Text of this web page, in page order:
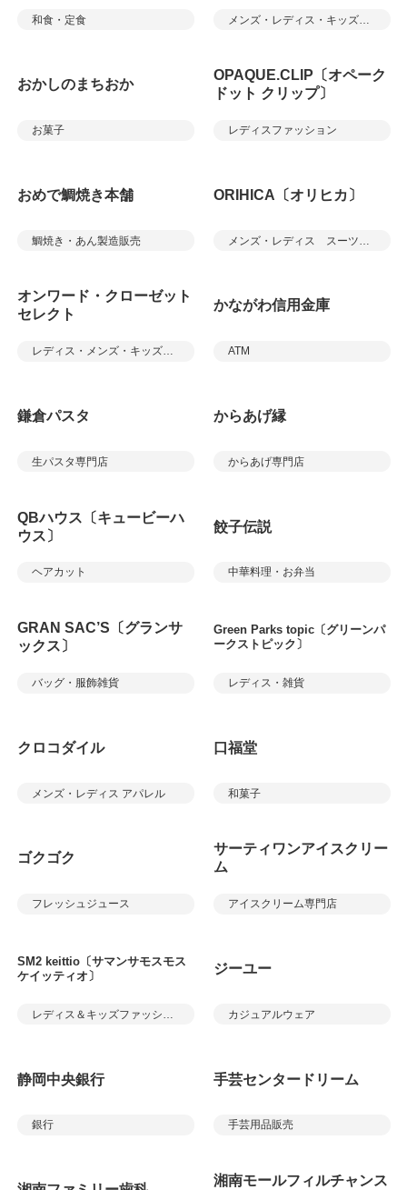
和食・定食
おかしのまちおか
お菓子
OPAQUE.CLIP〔オペーク
ドット クリップ〕
レディスファッション
おめで鯛焼き本舗
鯛焼き・あん製造販売
ORIHICA〔オリヒカ〕
オンワード・クローゼット
セレクト
レディス・メンズ・キッズアパレル／雑貨
かながわ信用金庫
ATM
鎌倉パスタ
生パスタ専門店
からあげ縁
からあげ専門店
QBハウス〔キュービーハ
ウス〕
ヘアカット
餃子伝説
中華料理・お弁当
GRAN SAC’S〔グランサ
ックス〕
バッグ・服飾雑貨
Green Parks topic〔グリーンパ
ークストピック〕
レディス・雑貨
クロコダイル
メンズ・レディス アパレル
口福堂
和菓子
ゴクゴク
フレッシュジュース
サーティワンアイスクリー
ム
アイスクリーム専門店
SM2 keittio〔サマンサモスモス
ケイッティオ〕
ジーユー
カジュアルウェア
静岡中央銀行
銀行
手芸センタードリーム
手芸用品販売
湘南モールフィルチャンス